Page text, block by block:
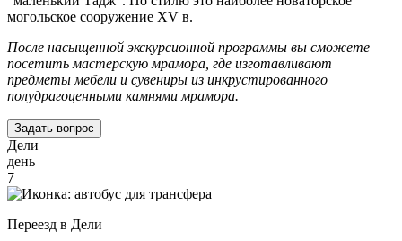
могольское сооружение XV в.
После насыщенной экскурсионной программы вы сможете
посетить мастерскую мрамора, где изготавливают
предметы мебели и сувениры из инкрустированного
полудрагоценными камнями мрамора.
Задать вопрос
Дели
день
7
Переезд в Дели